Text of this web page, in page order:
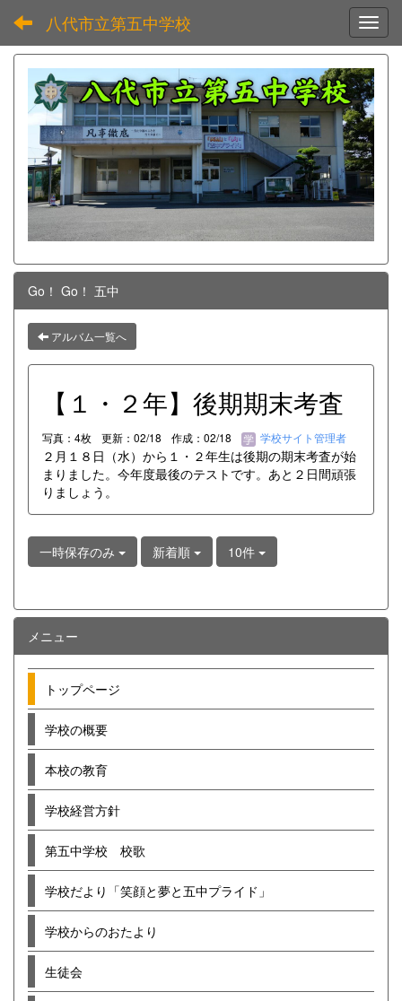
八代市立第五中学校
Go！ Go！ 五中
アルバム一覧へ
【１・２年】後期期末考査
写真：4枚 更新：02/18 作成：02/18 学校サイト管理者
２月１８日（水）から１・２年生は後期の期末考査が始
まりました。今年度最後のテストです。あと２日間頑張
りましょう。
一時保存のみ 新着順 10件
メニュー
トップページ
学校の概要
本校の教育
学校経営方針
第五中学校 校歌
学校だより「笑顔と夢と五中プライド」
学校からのおたより
生徒会